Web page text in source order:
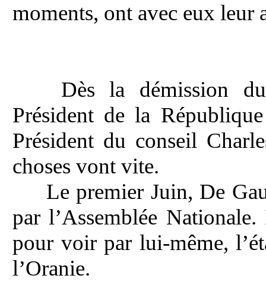
moments, ont avec eux leur
Dès la démission
Président de la
Président du conseil
choses vont vite.
Le premier Juin, De
par l’Assemblée
pour voir par lui-même,
l’Oranie.